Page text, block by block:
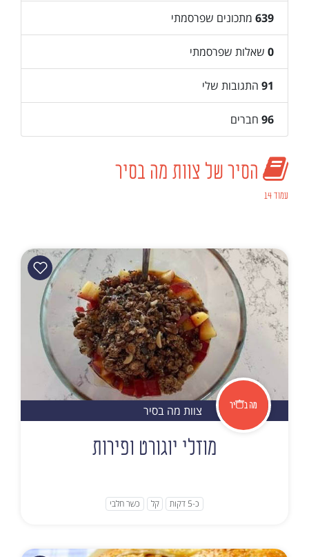
639 מתכונים שפרסמתי
0 שאלות שפרסמתי
91 התגובות שלי
96 חברים
הסיר של צוות מה בסיר
עמוד 14
צוות מה בסיר
מוזלי יוגורט ופירות
כ-5 דקות קל כשר חלבי